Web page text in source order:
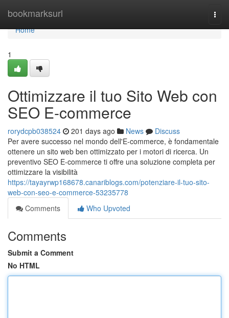
bookmarksurl
Home
Home
1
Ottimizzare il tuo Sito Web con
SEO E-commerce
rorydcpb038524 201 days ago News
Discuss
Per avere successo nel mondo dell'E-commerce, è fondamentale
ottenere un sito web ben ottimizzato per i motori di ricerca. Un
preventivo SEO E-commerce ti offre una soluzione completa per
ottimizzare la visibilità
https://tayayrwp168678.canariblogs.com/potenziare-il-tuo-sito-
web-con-seo-e-commerce-53235778
Comments
Who Upvoted
Comments
Submit a Comment
No HTML